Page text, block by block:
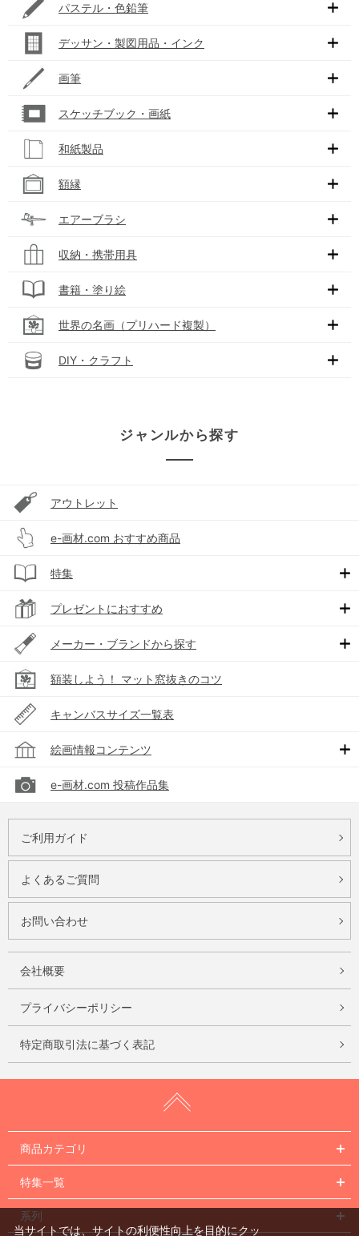
パステル・色鉛筆
デッサン・製図用品・インク
画筆
スケッチブック・画紙
和紙製品
額縁
エアーブラシ
収納・携帯用具
書籍・塗り絵
世界の名画（プリハード複製）
DIY・クラフト
ジャンルから探す
アウトレット
e-画材.com おすすめ商品
特集
プレゼントにおすすめ
メーカー・ブランドから探す
額装しよう！ マット窓抜きのコツ
キャンバスサイズ一覧表
絵画情報コンテンツ
e-画材.com 投稿作品集
ご利用ガイド
よくあるご質問
お問い合わせ
会社概要
プライバシーポリシー
特定商取引法に基づく表記
商品カテゴリ
特集一覧
系列
当サイトでは、サイトの利便性向上を目的にクッ